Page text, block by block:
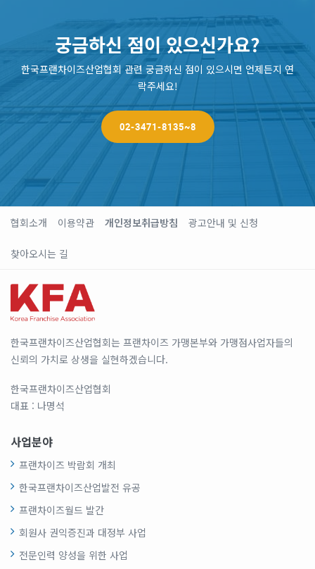
궁금하신 점이 있으신가요?
한국프랜차이즈산업협회 관련 궁금하신 점이 있으시면 언제든지 연
락주세요!
02-3471-8135~8
협회소개 이용약관 개인정보취급방침 광고안내 및 신청
찾아오시는 길
한국프랜차이즈산업협회는 프랜차이즈 가맹본부와 가맹점사업자들의
신뢰의 가치로 상생을 실현하겠습니다.
한국프랜차이즈산업협회
대표 : 나명석
사업분야
프랜차이즈 박람회 개최
한국프랜차이즈산업발전 유공
프랜차이즈월드 발간
회원사 권익증진과 대정부 사업
전문인력 양성을 위한 사업